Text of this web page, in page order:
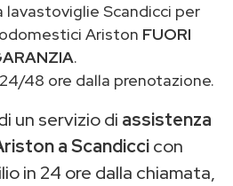
lavastoviglie Scandicci per
Ariston FUORI
.
48 ore dalla prenotazione.
un servizio di assistenza
a Scandiccicon
in 24 ore dalla chiamata,